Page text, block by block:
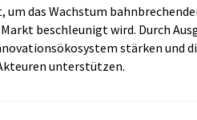
um das Wachstum
beschleunigt wird. Durch
stärken und
unterstützen.